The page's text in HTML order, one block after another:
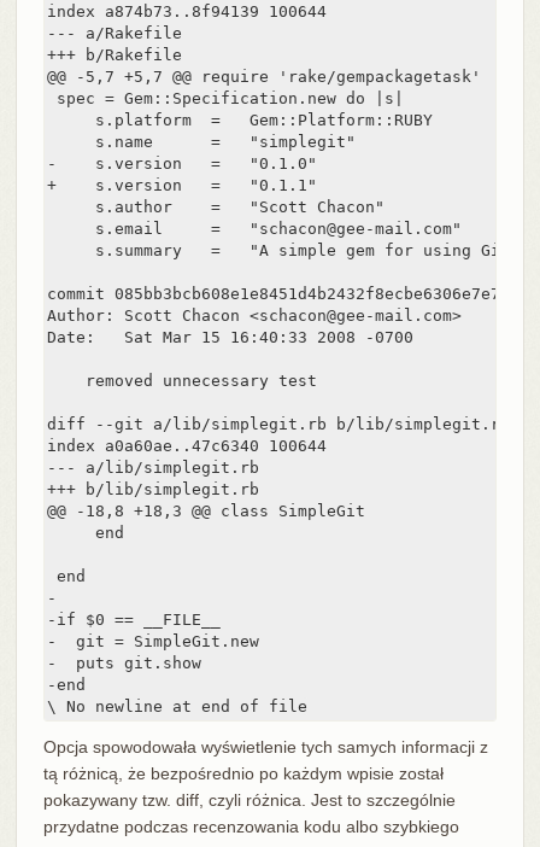
index a874b73..8f94139 100644
--- a/Rakefile
+++ b/Rakefile
@@ -5,7 +5,7 @@ require 'rake/gempackagetask'
spec = Gem::Specification.new do |s|
     s.platform  =   Gem::Platform::RUBY
     s.name      =   "simplegit"
-    s.version   =   "0.1.0"
+    s.version   =   "0.1.1"
     s.author    =   "Scott Chacon"
     s.email     =   "schacon@gee-mail.com"
s.summary   =   "A simple gem for using Git
commit 085bb3bcb608e1e8451d4b2432f8ecbe6306e7e7
Author: Scott Chacon <schacon@gee-mail.com>
Date:   Sat Mar 15 16:40:33 2008 -0700
    removed unnecessary test
diff --git a/lib/simplegit.rb b/lib/simplegit.rb
index a0a60ae..47c6340 100644
--- a/lib/simplegit.rb
+++ b/lib/simplegit.rb
@@ -18,8 +18,3 @@ class SimpleGit
     end
end
-
-if $0 == __FILE__
-  git = SimpleGit.new
-  puts git.show
-end
\ No newline at end of file
Opcja spowodowała wyświetlenie tych samych informacji z
tą różnicą, że bezpośrednio po każdym wpisie został
pokazywany tzw. diff, czyli różnica. Jest to szczególnie
przydatne podczas recenzowania kodu albo szybkiego